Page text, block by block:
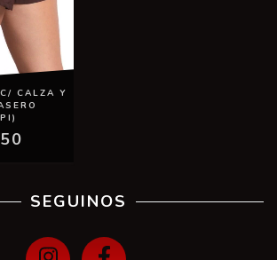
CALZA Y
SEGUINOS